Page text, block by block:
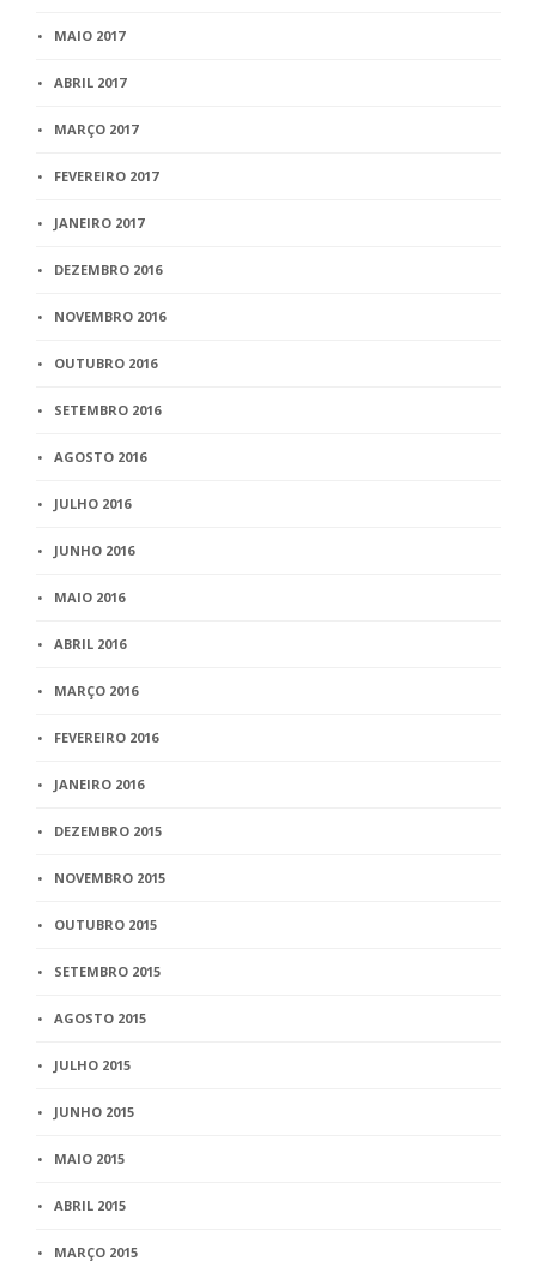
MAIO 2017
ABRIL 2017
MARÇO 2017
FEVEREIRO 2017
JANEIRO 2017
DEZEMBRO 2016
NOVEMBRO 2016
OUTUBRO 2016
SETEMBRO 2016
AGOSTO 2016
JULHO 2016
JUNHO 2016
MAIO 2016
ABRIL 2016
MARÇO 2016
FEVEREIRO 2016
JANEIRO 2016
DEZEMBRO 2015
NOVEMBRO 2015
OUTUBRO 2015
SETEMBRO 2015
AGOSTO 2015
JULHO 2015
JUNHO 2015
MAIO 2015
ABRIL 2015
MARÇO 2015